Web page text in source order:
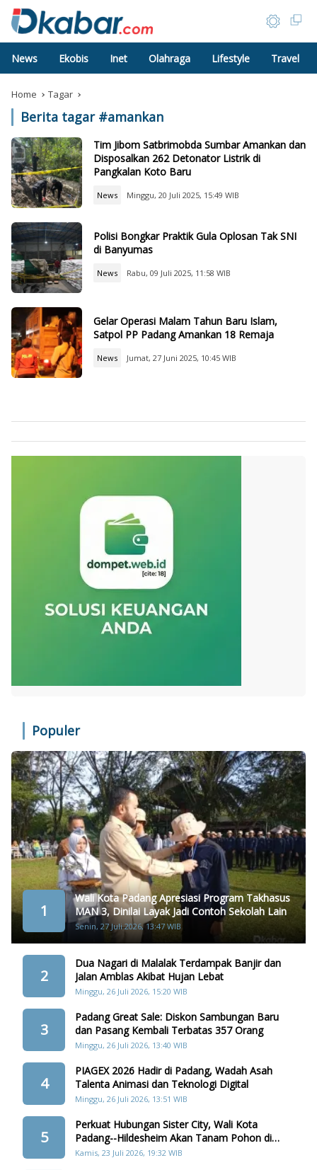
News Ekobis Inet Olahraga Lifestyle Travel
Home Tagar
Berita tagar #amankan
Tim Jibom Satbrimobda Sumbar Amankan dan
Disposalkan 262 Detonator Listrik di
Pangkalan Koto Baru
News Minggu, 20 Juli 2025, 15:49 WIB
Polisi Bongkar Praktik Gula Oplosan Tak SNI
di Banyumas
News Rabu, 09 Juli 2025, 11:58 WIB
Gelar Operasi Malam Tahun Baru Islam,
Satpol PP Padang Amankan 18 Remaja
News Jumat, 27 Juni 2025, 10:45 WIB
Populer
1
Wali Kota Padang Apresiasi Program Takhasus
MAN 3, Dinilai Layak Jadi Contoh Sekolah Lain
Senin, 27 Juli 2026, 13:47 WIB
2
Dua Nagari di Malalak Terdampak Banjir dan
Jalan Amblas Akibat Hujan Lebat
Minggu, 26 Juli 2026, 15:20 WIB
3
Padang Great Sale: Diskon Sambungan Baru
dan Pasang Kembali Terbatas 357 Orang
Minggu, 26 Juli 2026, 13:40 WIB
4
PIAGEX 2026 Hadir di Padang, Wadah Asah
Talenta Animasi dan Teknologi Digital
Minggu, 26 Juli 2026, 13:51 WIB
5
Perkuat Hubungan Sister City, Wali Kota
Padang--Hildesheim Akan Tanam Pohon di
Batang Arau
Kamis, 23 Juli 2026, 19:32 WIB